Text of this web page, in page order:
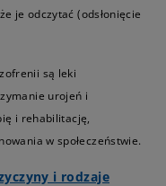
je odczytać (odsłonięcie
są leki
urojeń i
i rehabilitację,
w społeczeństwie.
i rodzaje